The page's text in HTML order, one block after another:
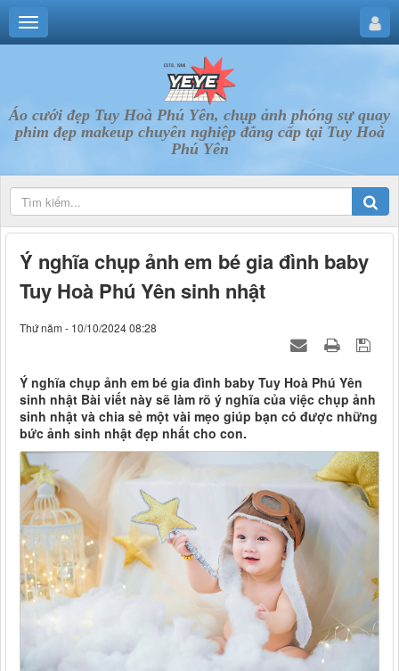
Áo cưới đẹp Tuy Hoà Phú Yên, chụp ảnh phóng sự quay
phim đẹp makeup chuyên nghiệp đẳng cấp tại Tuy Hoà
Phú Yên
Ý nghĩa chụp ảnh em bé gia đình baby
Tuy Hoà Phú Yên sinh nhật
Thứ năm - 10/10/2024 08:28
Ý nghĩa chụp ảnh em bé gia đình baby Tuy Hoà Phú Yên
sinh nhật Bài viết này sẽ làm rõ ý nghĩa của việc chụp ảnh
sinh nhật và chia sẻ một vài mẹo giúp bạn có được những
bức ảnh sinh nhật đẹp nhất cho con.